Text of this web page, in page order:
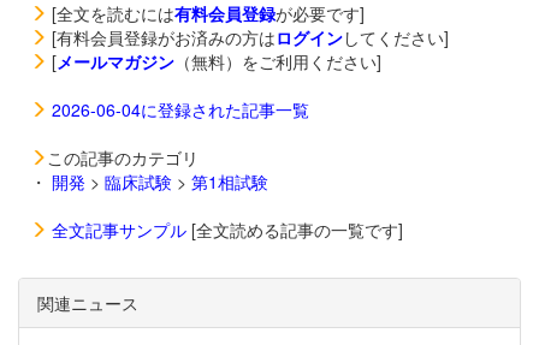
[全文を読むには有料会員登録が必要です]
[有料会員登録がお済みの方はログインしてください]
[メールマガジン （無料）をご利用ください]
2026-06-04に登録された記事一覧
この記事のカテゴリ
・ 開発 > 臨床試験 > 第1相試験
全文記事サンプル [全文読める記事の一覧です]
関連ニュース